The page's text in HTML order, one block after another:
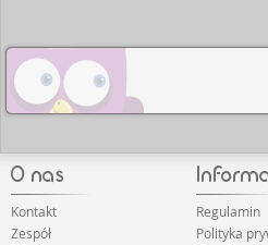
Kontakt
Zespół
Regulamin
Polityka